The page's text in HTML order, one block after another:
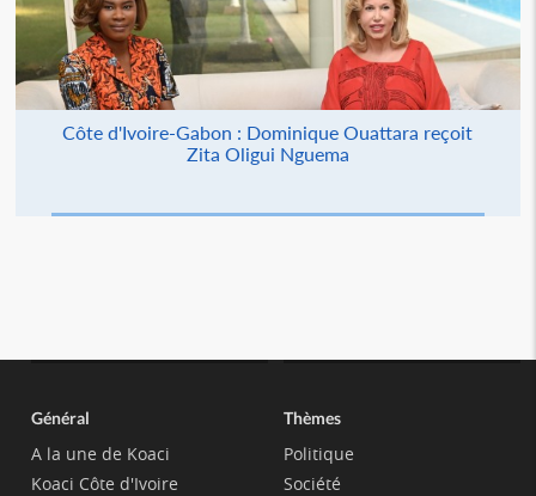
Côte d'Ivoire-Gabon : Dominique Ouattara reçoit
Zita Oligui Nguema
Général
A la une de Koaci
Koaci Côte d'Ivoire
Thèmes
Politique
Société